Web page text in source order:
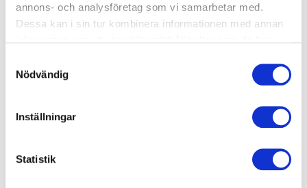
annons- och analysföretag som vi samarbetar med.
Dessa kan i sin tur kombinera informationen med annan
Nödvändig
Inställningar
Statistik
Tid: 19:30-20:15
Simskola privatlektion 30 min
Tid: 17:10-17:40
arrow_forward_ios